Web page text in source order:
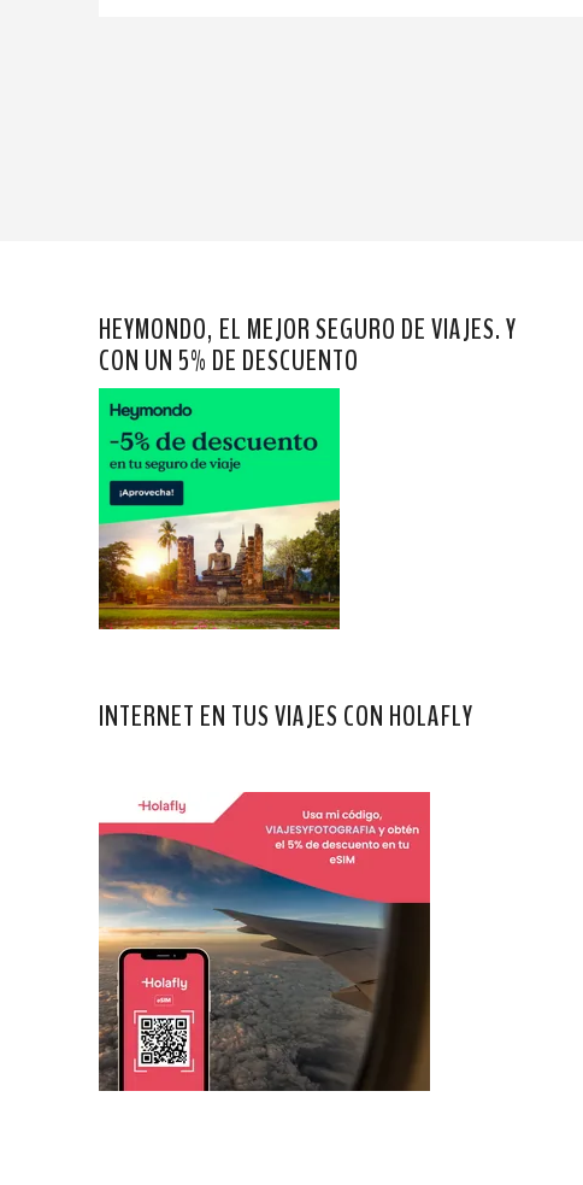
HEYMONDO, EL MEJOR SEGURO DE VIAJES. Y
CON UN 5% DE DESCUENTO
INTERNET EN TUS VIAJES CON HOLAFLY